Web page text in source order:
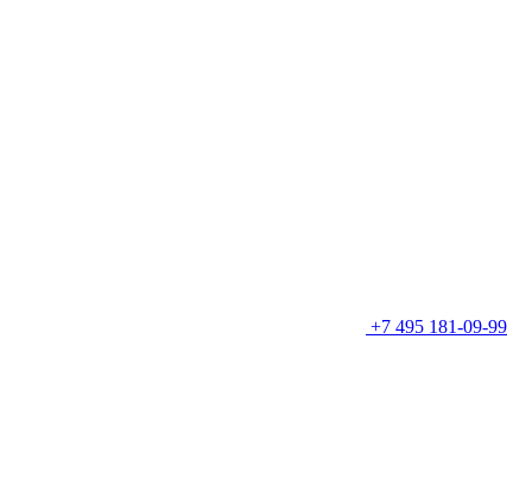
+7 495 181-09-99